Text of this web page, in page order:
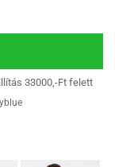
33000,-Ft felett